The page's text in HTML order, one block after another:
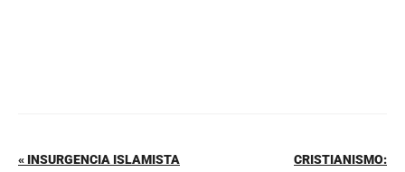
« INSURGENCIA ISLAMISTA
CRISTIANISMO: